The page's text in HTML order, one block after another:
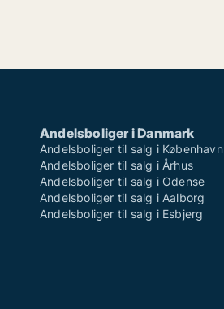
Andelsboliger i Danmark
Andelsboliger til salg i København
Andelsboliger til salg i Århus
Andelsboliger til salg i Odense
Andelsboliger til salg i Aalborg
Andelsboliger til salg i Esbjerg